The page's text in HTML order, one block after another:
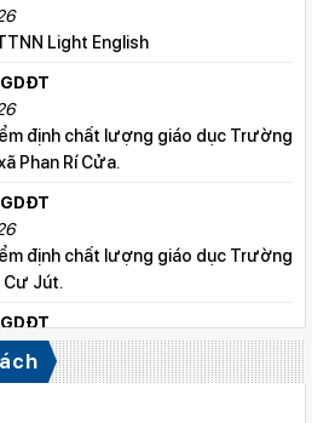
Light English
định chất lượng giáo dục Trường
Phan Rí Cửa.
định chất lượng giáo dục Trường
Cư Jút.
định chất lượng giáo dục Trường
Cư Jút.